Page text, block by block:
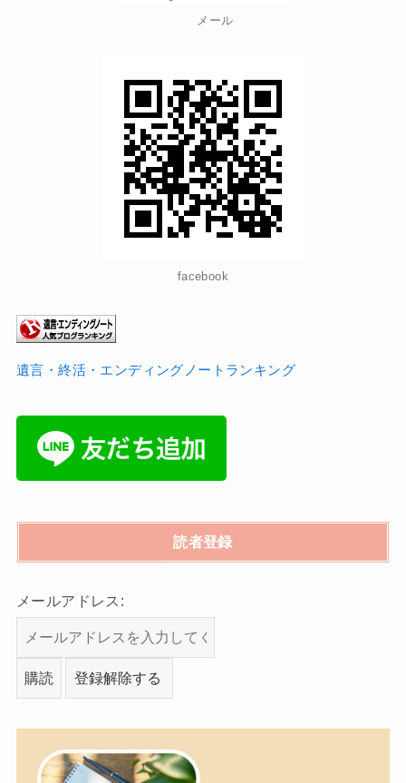
メール
facebook
遺言・終活・エンディングノートランキング
読者登録
メールアドレス: